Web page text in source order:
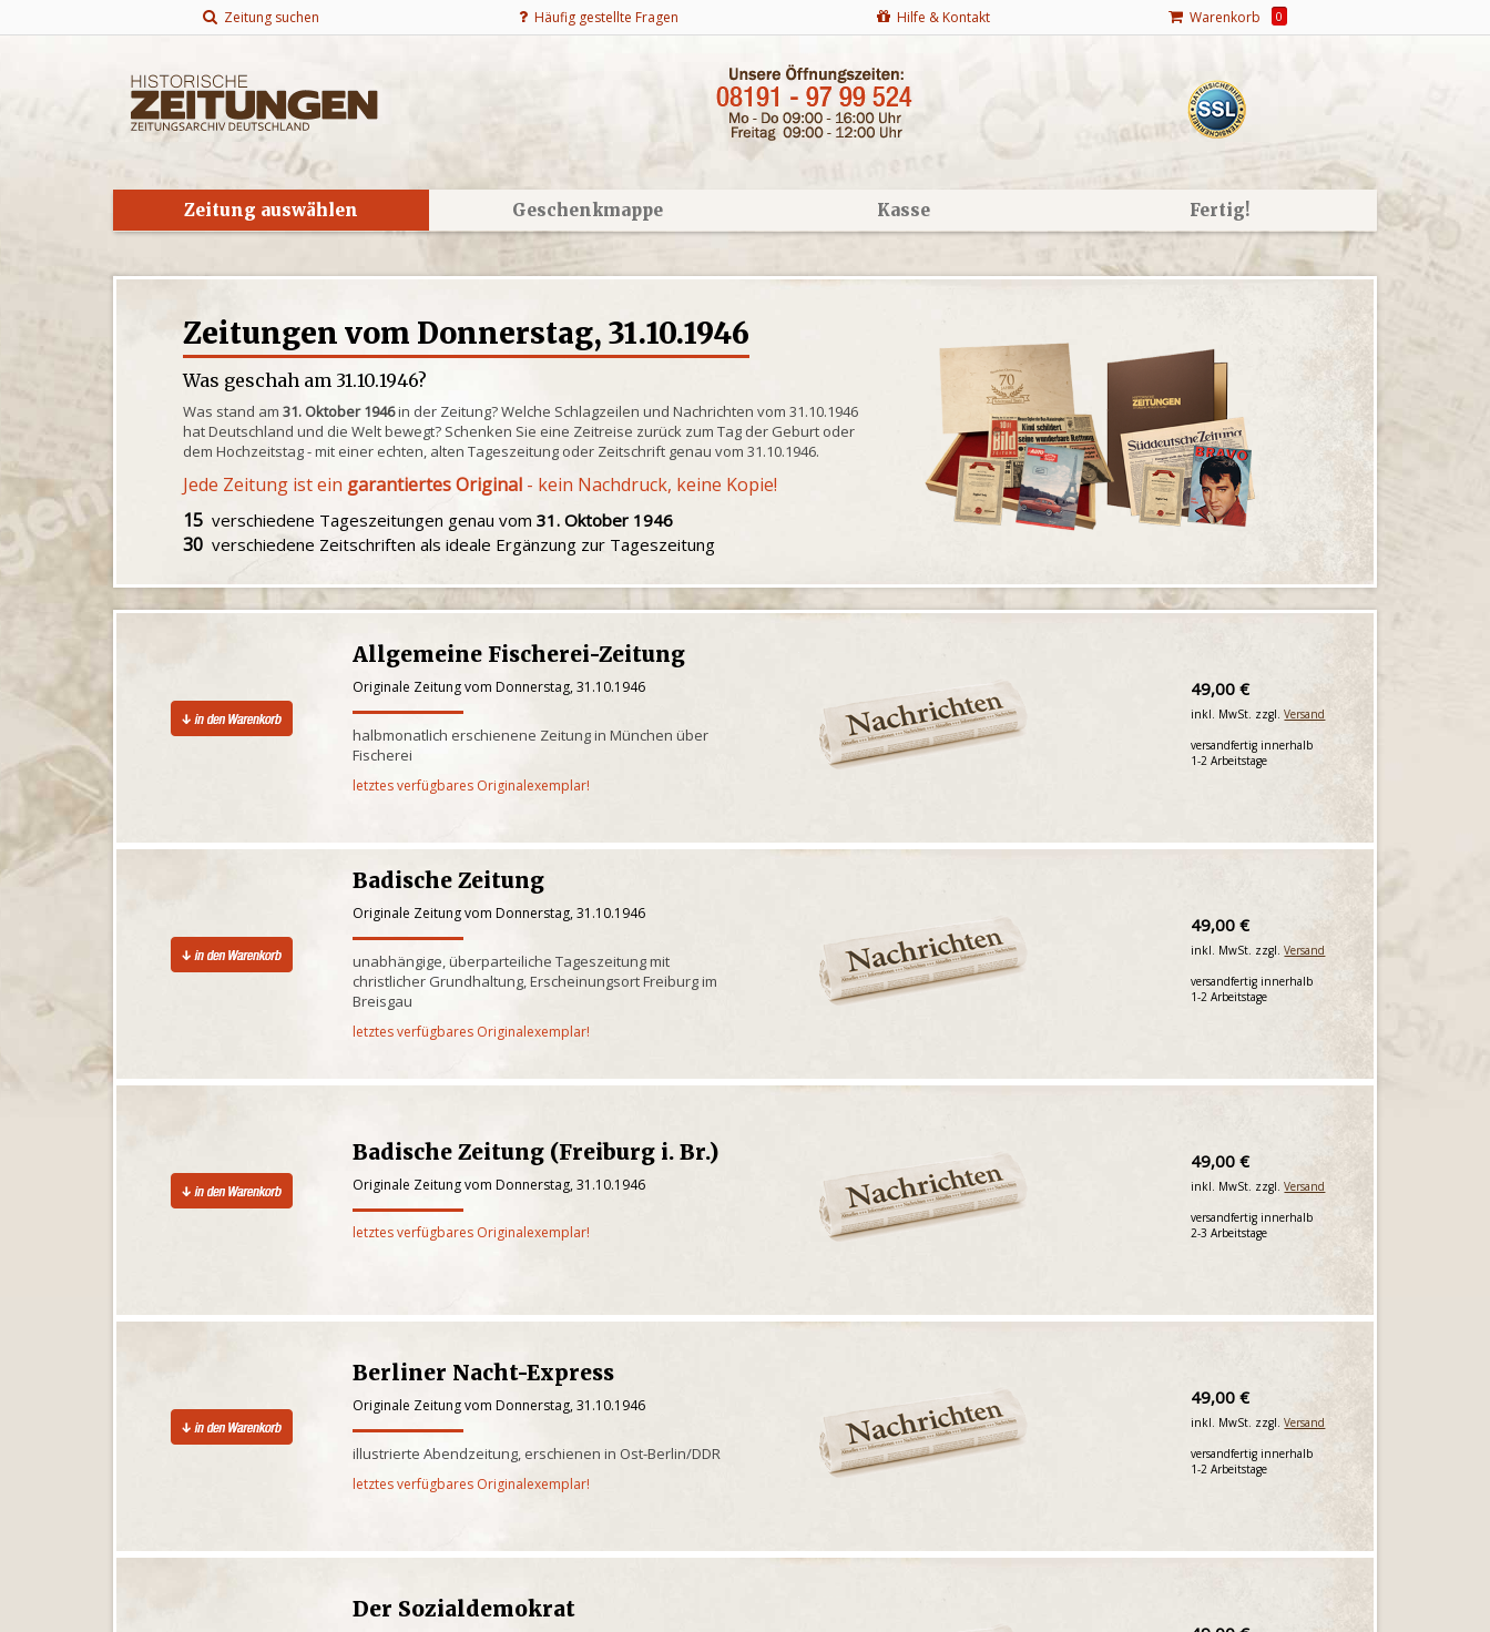
Zeitung suchen Häufig gestellte Fragen Hilfe & Kontakt Warenkorb 0
Zeitung auswählen Geschenkmappe Kasse Fertig!
Zeitungen vom Donnerstag, 31.10.1946
Was geschah am 31.10.1946?
Was stand am31. Oktober 1946in der Zeitung? Welche Schlagzeilen und Nachrichten vom 31.10.1946
hat Deutschland und die Welt bewegt? Schenken Sie eine Zeitreise zurück zum Tag der Geburt oder
dem Hochzeitstag - mit einer echten, alten Tageszeitung oder Zeitschrift genau vom 31.10.1946.
Jede Zeitung ist ein garantiertes Original - kein Nachdruck, keine Kopie!
15 verschiedene Tageszeitungen genau vom31. Oktober 1946
30 verschiedene Zeitschriften als ideale Ergänzung zur Tageszeitung
Allgemeine Fischerei-Zeitung
Originale Zeitung vom Donnerstag, 31.10.1946
halbmonatlich erschienene Zeitung in München über
Fischerei
letztes verfügbares Originalexemplar!
49,00 €
inkl. MwSt. zzgl.Versand
versandfertig innerhalb
1-2 Arbeitstage
Badische Zeitung
Originale Zeitung vom Donnerstag, 31.10.1946
unabhängige, überparteiliche Tageszeitung mit
christlicher Grundhaltung, Erscheinungsort Freiburg im
Breisgau
letztes verfügbares Originalexemplar!
49,00 €
inkl. MwSt. zzgl.Versand
versandfertig innerhalb
1-2 Arbeitstage
Badische Zeitung (Freiburg i. Br.)
Originale Zeitung vom Donnerstag, 31.10.1946
letztes verfügbares Originalexemplar!
49,00 €
inkl. MwSt. zzgl.Versand
versandfertig innerhalb
2-3 Arbeitstage
Berliner Nacht-Express
Originale Zeitung vom Donnerstag, 31.10.1946
illustrierte Abendzeitung, erschienen in Ost-Berlin/DDR
letztes verfügbares Originalexemplar!
49,00 €
inkl. MwSt. zzgl.Versand
versandfertig innerhalb
1-2 Arbeitstage
Der Sozialdemokrat